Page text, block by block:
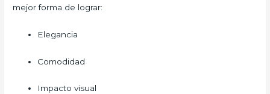
mejor forma de lograr:
Elegancia
Comodidad
Impacto visual